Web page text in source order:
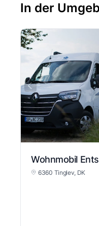
In der
6360 Tinglev, DK